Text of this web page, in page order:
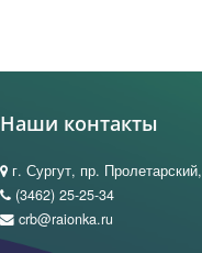
Наши контакты
г. Сургут, пр.
(3462) 25-25-34
crb@raionka.ru